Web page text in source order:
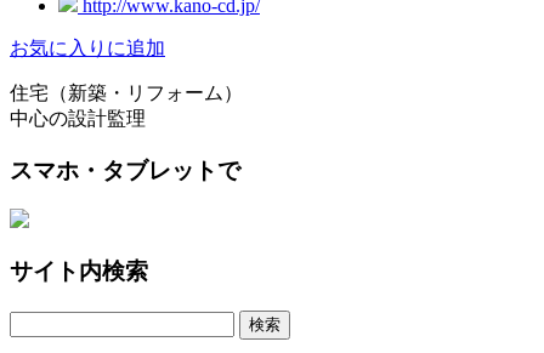
http://www.kano-cd.jp/
お気に入りに追加
住宅（新築・リフォーム）
中心の設計監理
スマホ・タブレットで
サイト内検索